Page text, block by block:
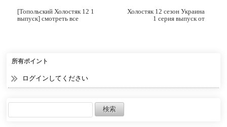
[Топольский Холостяк 12 1
выпуск] смотреть все
Холостяк 12 сезон Украина
1 серия выпуск от
所有ポイント
ログインしてください